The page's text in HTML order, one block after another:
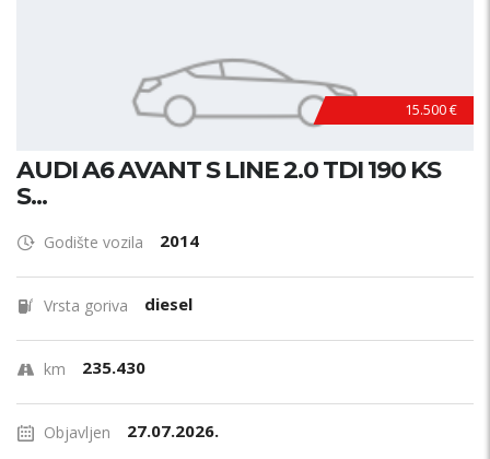
15.500 €
AUDI A6 AVANT S LINE 2.0 TDI 190 KS
S...
Godište vozila 2014
Vrsta goriva diesel
km 235.430
Objavljen 27.07.2026.